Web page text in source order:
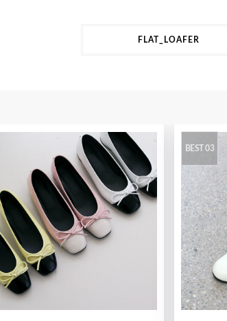
FLAT_LOAFER
BEST 03